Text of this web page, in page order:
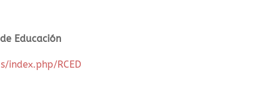
Educación
index.php/RCED